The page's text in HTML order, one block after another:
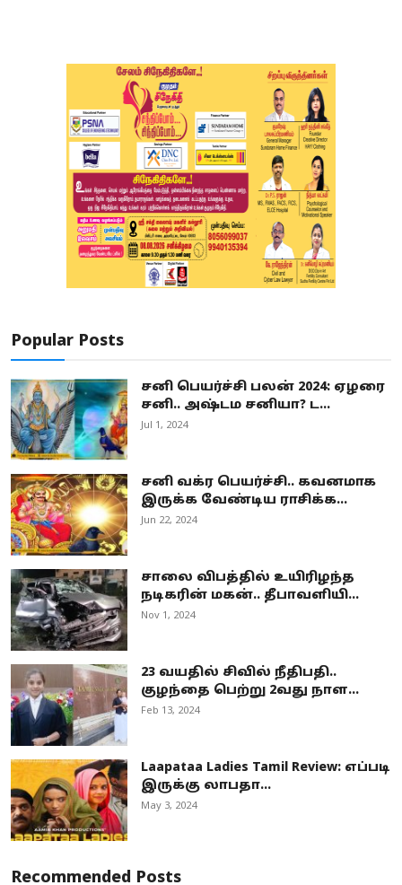
Popular Posts
சனி பெயர்ச்சி பலன் 2024: ஏழரை
சனி.. அஷ்டம சனியா? ட...
Jul 1, 2024
சனி வக்ர பெயர்ச்சி.. கவனமாக
இருக்க வேண்டிய ராசிக்க...
Jun 22, 2024
சாலை விபத்தில் உயிரிழந்த
நடிகரின் மகன்.. தீபாவளியி...
Nov 1, 2024
23 வயதில் சிவில் நீதிபதி..
குழந்தை பெற்று 2வது நாள...
Feb 13, 2024
Laapataa Ladies Tamil Review: எப்படி
இருக்கு லாபதா...
May 3, 2024
Recommended Posts